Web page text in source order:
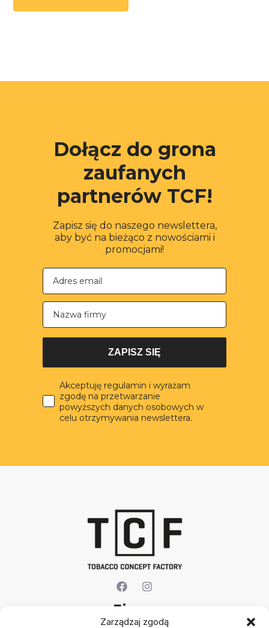
Zarządzaj zgodą
Dołącz do grona
zaufanych
partnerów TCF!
Zapisz się do naszego newslettera,
aby być na bieżąco z nowościami i
promocjami!
Nazwa firmy
ZAPISZ SIĘ
Akceptuję regulamin i wyrażam
zgodę na przetwarzanie
powyższych danych osobowych w
celu otrzymywania newslettera.
Firma